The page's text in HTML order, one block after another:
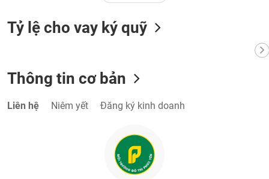
Tỷ lệ cho vay ký quỹ
Thông tin cơ bản
Liên hệ Niêm yết Đăng ký kinh doanh
(-)
tạo